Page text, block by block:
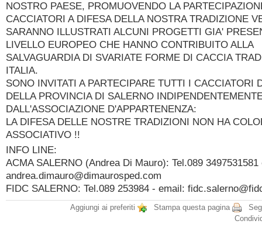
NOSTRO PAESE, PROMUOVENDO LA
CACCIATORI A DIFESA DELLA NOSTRA TRADIZIONE
SARANNO ILLUSTRATI ALCUNI PROGETTI GIA'
LIVELLO EUROPEO CHE HANNO CONTRIBUITO ALLA
SALVAGUARDIA DI SVARIATE FORME DI CACCIA
ITALIA.
SONO INVITATI A PARTECIPARE TUTTI I CACCIATORI
DELLA PROVINCIA DI SALERNO
DALL'ASSOCIAZIONE D'APPARTENENZA:
LA DIFESA DELLE NOSTRE TRADIZIONI NON HA
ASSOCIATIVO !!
INFO LINE:
ACMA SALERNO (Andrea Di Mauro): Tel.089 3497531581
andrea.dimauro@dimaurosped.com
FIDC SALERNO: Tel.089 253984 - email:
Aggiungi ai preferiti Stampa questa pagina